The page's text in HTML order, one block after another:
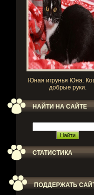
Юная игрунья Юна.
добрые руки.
НАЙТИ НА САЙТЕ
СТАТИСТИКА
ПОДДЕРЖАТЬ